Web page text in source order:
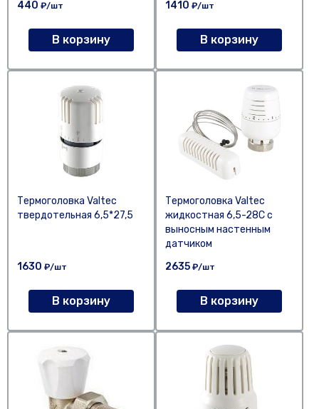
440 ₽/шт
В корзину
1410 ₽/шт
В корзину
Термоголовка Valtec
твердотельная 6,5*27,5
1630 ₽/шт
В корзину
Термоголовка Valtec
жидкостная 6,5-28С с
выносным настенным
датчиком
2635 ₽/шт
В корзину